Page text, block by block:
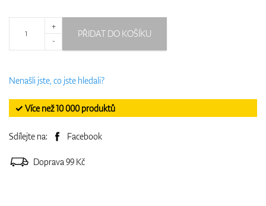
+
-
PŘIDAT DO KOŠÍKU
Nenašli jste, co jste hledali?
✓ Více než 10 000 produktů
Sdílejte na: Facebook
Doprava 99 Kč